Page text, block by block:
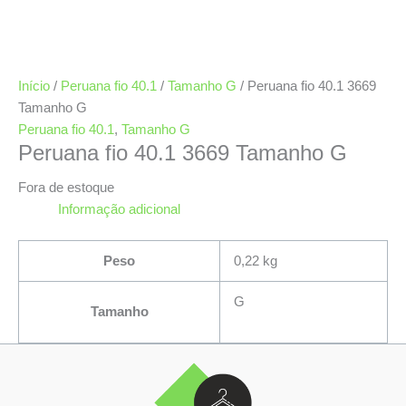
Início / Peruana fio 40.1 / Tamanho G / Peruana fio 40.1 3669
Tamanho G
Peruana fio 40.1 , Tamanho G
Peruana fio 40.1 3669 Tamanho G
Fora de estoque
Informação adicional
Peso 0,22 kg
Tamanho
G